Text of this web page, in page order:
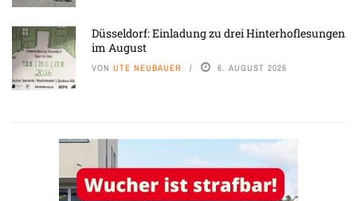
Düsseldorf: Einladung zu drei Hinterhoflesungen
im August
VON UTE NEUBAUER 6. AUGUST 2026